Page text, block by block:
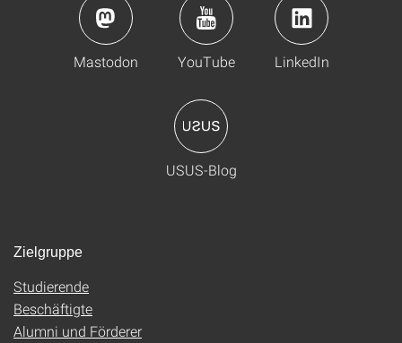
Mastodon YouTube LinkedIn
USUS-Blog
Zielgruppe
Studierende
Beschäftigte
Alumni und Förderer